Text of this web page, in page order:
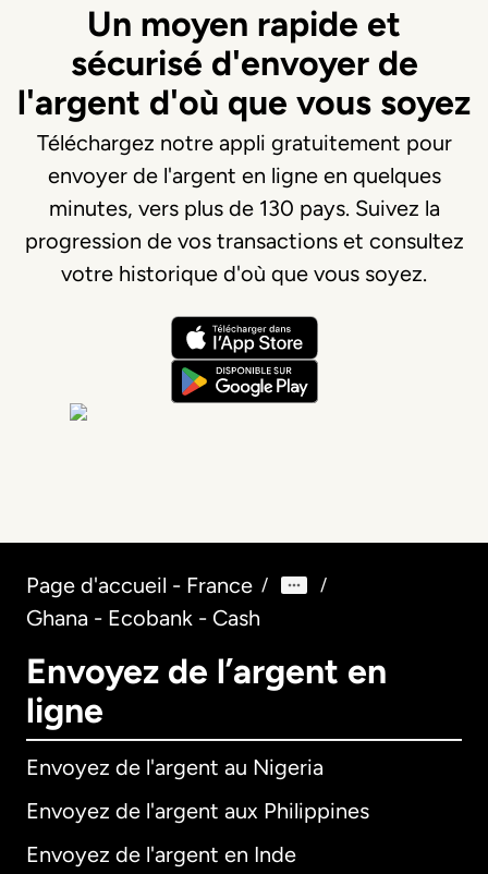
Un moyen rapide et
sécurisé d'envoyer de
l'argent d'où que vous soyez
Téléchargez notre appli gratuitement pour
envoyer de l'argent en ligne en quelques
minutes, vers plus de 130 pays. Suivez la
progression de vos transactions et consultez
votre historique d'où que vous soyez.
Page d'accueil - France / /
Ghana - Ecobank - Cash
Envoyez de l’argent en
ligne
Envoyez de l'argent au Nigeria
Envoyez de l'argent aux Philippines
Envoyez de l'argent en Inde